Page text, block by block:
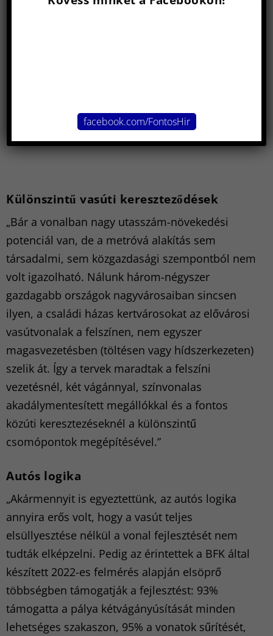
Különszintű vasúti kereszteződések
„Bár a vonalban nagy utasszám-növekedési
potenciál van, de a metróvá alakítás sem
társadalmi, sem közgazdasági szempontból nem
volt igazolható. Nálunk három-négyszer
gazdagabb országok nagyvárosaiban sincsen
ilyen, a családi házas kertvárosokat az elővárosi
vasútvonalak a felszínen, nem egyszer
magasvezetésben (töltésen vagy hídszerkezeten)
szelik át. Így a tervek maradtak a felszíni
vezetésnél, két vágánnyal, színvonalas
akadálymentesített megállókkal és a fontos
közúti keresztezéseknél a különszintű
csomópontok megépítésével.”
Autós logika
„Akármennyit is egyeztettünk, az autós logika
annyira erős volt, hogy a vasút teljes
elsüllyesztése nélkül a vonal fejlesztését nem
tudták elképzelni. Pedig az érintettek a BFK által
készített 2022-es felmérés alapján elsöprő
többségben támogatják a fejlesztést: 93%
támogatta a pálya kétvágányúsítását minden
lehetséges szakaszon, 95% a vonatok sűrítését,
facebook.com/FontosHir